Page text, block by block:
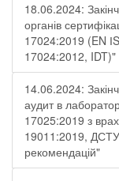
18.06.2024:
органів
17024:2019 (EN
17024:2012, IDT)"
14.06.2024:
аудит в
17025:2019 з
19011:2019,
рекомендацій"